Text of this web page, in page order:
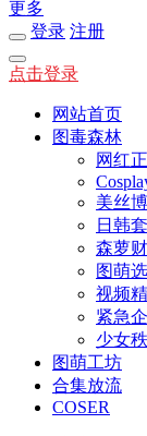
更多
登录 注册
点击登录
网站首页
图毒森林
网红
美丝
日韩
森萝
图萌
视频
紧急
少女
图萌工坊
合集放流
COSER